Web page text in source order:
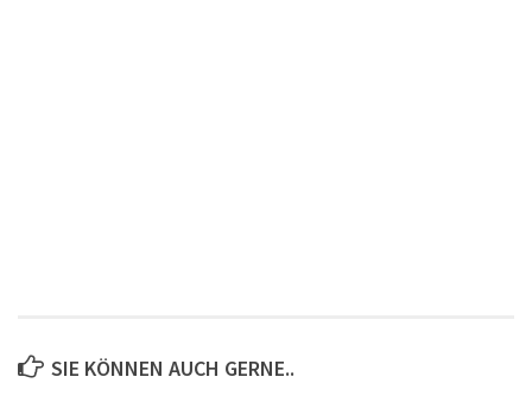
SIE KÖNNEN AUCH GERNE..